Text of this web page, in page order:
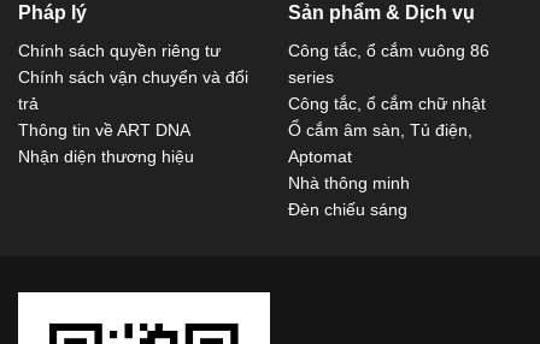
Pháp lý
Chính sách quyền riêng tư
Chính sách vận chuyển và đổi
trả
Thông tin về ART DNA
Nhận diện thương hiệu
Sản phẩm & Dịch vụ
Công tắc, ổ cắm vuông 86
series
Công tắc, ổ cắm chữ nhật
Ổ cắm âm sàn, Tủ điện,
Aptomat
Nhà thông minh
Đèn chiếu sáng